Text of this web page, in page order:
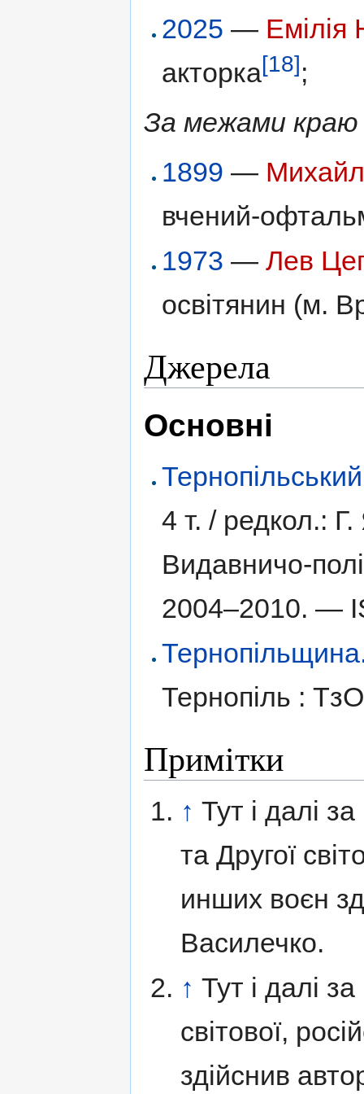
2025 — Емілія
акторка[18];
За межами краю
1899 —
вчений-
1973 —Лев
освітянин (м.
Джерела
Основні
4 т. /редкол.: Г.
Видавничо-
2004–2010. —
Тернопільщина.
Тернопіль :
Примітки
↑ Тут і далі
та Другої
инших воєн
Василечко.
↑ Тут і далі
світової,
здійснив